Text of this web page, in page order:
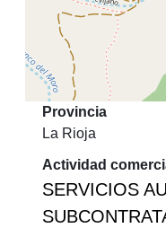
Provincia
La Rioja
Actividad
SERVICIOS